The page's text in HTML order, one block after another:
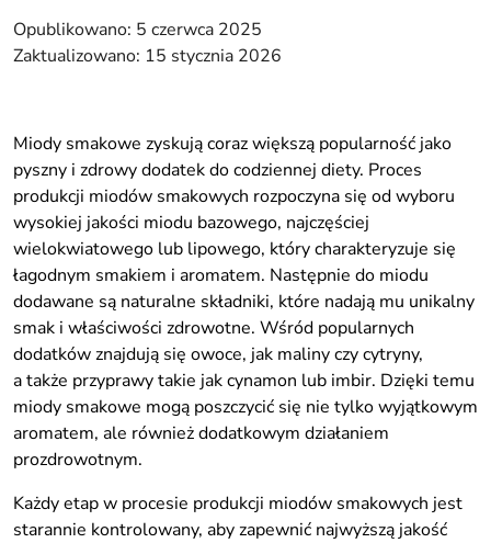
Opublikowano: 5 czerwca 2025
Zaktualizowano: 15 stycznia 2026
Miody smakowe zyskują coraz większą popularność jako
pyszny i zdrowy dodatek do codziennej diety. Proces
produkcji miodów smakowych rozpoczyna się od wyboru
wysokiej jakości miodu bazowego, najczęściej
wielokwiatowego lub lipowego, który charakteryzuje się
łagodnym smakiem i aromatem. Następnie do miodu
dodawane są naturalne składniki, które nadają mu unikalny
smak i właściwości zdrowotne. Wśród popularnych
dodatków znajdują się owoce, jak maliny czy cytryny,
a także przyprawy takie jak cynamon lub imbir. Dzięki temu
miody smakowe mogą poszczycić się nie tylko wyjątkowym
aromatem, ale również dodatkowym działaniem
prozdrowotnym.
Każdy etap w procesie produkcji miodów smakowych jest
starannie kontrolowany, aby zapewnić najwyższą jakość